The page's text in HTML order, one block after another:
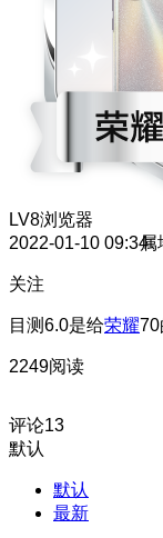
LV8浏览器
2022-01-10 09:34属
关注
目测6.0是给荣耀70
2249阅读
评论13
默认
默认
最新